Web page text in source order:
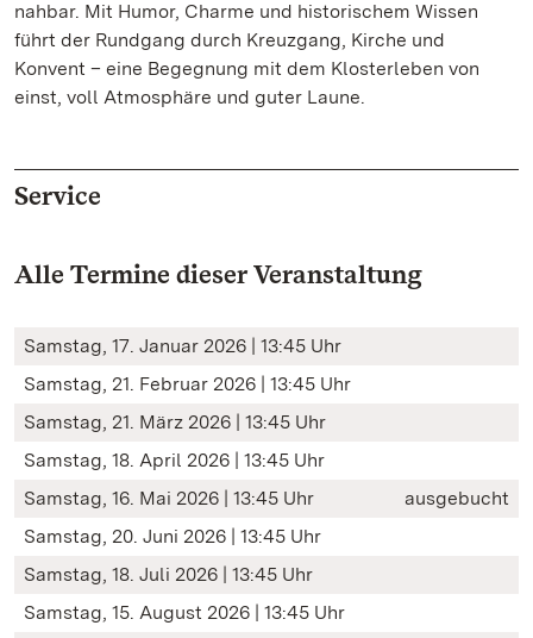
nahbar. Mit Humor, Charme und historischem Wissen
führt der Rundgang durch Kreuzgang, Kirche und
Konvent – eine Begegnung mit dem Klosterleben von
einst, voll Atmosphäre und guter Laune.
Service
Alle Termine dieser Veranstaltung
Samstag, 17. Januar 2026 | 13:45 Uhr
Samstag, 21. Februar 2026 | 13:45 Uhr
Samstag, 21. März 2026 | 13:45 Uhr
Samstag, 18. April 2026 | 13:45 Uhr
Samstag, 16. Mai 2026 | 13:45 Uhr
ausgebucht
Samstag, 20. Juni 2026 | 13:45 Uhr
Samstag, 18. Juli 2026 | 13:45 Uhr
Samstag, 15. August 2026 | 13:45 Uhr